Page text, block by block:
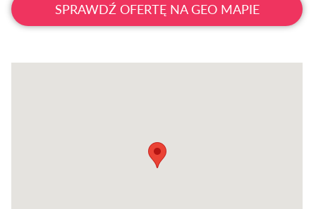
SPRAWDŹ OFERTĘ NA GEO MAPIE